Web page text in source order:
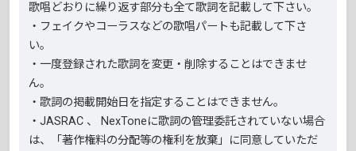
歌唱どおりに繰り返す部分も全て歌詞を記載して下さい。
・フェイクやコーラスなどの歌唱パートも記載して下さ
い。
・一度登録された歌詞を変更・削除することはできませ
ん。
・歌詞の掲載開始日を指定することはできません。
・JASRAC 、 NexToneに歌詞の管理委託されていない場合
は、「著作権料の分配等の権利を放棄」に同意していただ